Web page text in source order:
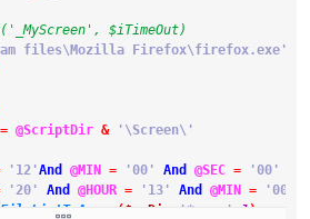
$iTimeOut)
files\Mozilla Firefox\firefox.exe'
= @ScriptDir &
'\Screen\'
'12'And @MIN = '00' And @SEC = '00'
'20' And @HOUR = '13' And @MIN = '00'
_FileListToArray ( $s_Dir '*.png' 1 )